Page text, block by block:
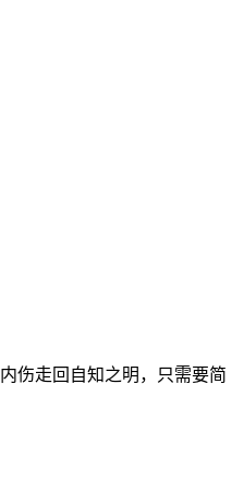
伤走回自知之明，只需要简